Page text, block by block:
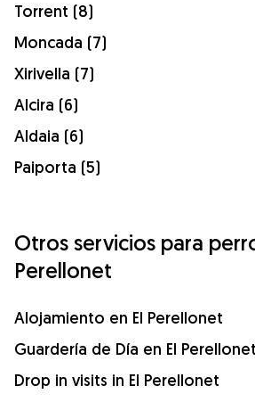
Torrent (8)
Moncada (7)
Xirivella (7)
Alcira (6)
Aldaia (6)
Paiporta (5)
Otros servicios para
Perellonet
Alojamiento en El Perellonet
Guardería de Día en El Perellonet
Drop in visits in El Perellonet